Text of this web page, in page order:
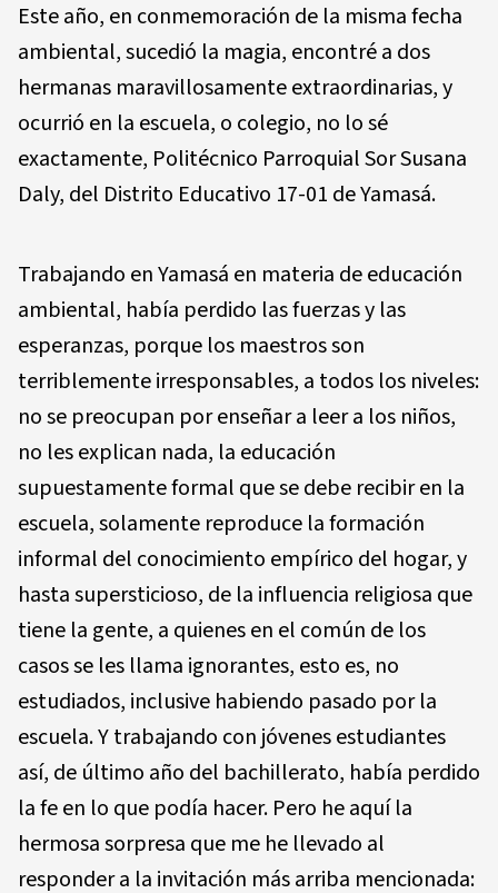
Este año, en conmemoración de la misma fecha
ambiental, sucedió la magia, encontré a dos
hermanas maravillosamente extraordinarias, y
ocurrió en la escuela, o colegio, no lo sé
exactamente, Politécnico Parroquial Sor Susana
Daly, del Distrito Educativo 17-01 de Yamasá.
Trabajando en Yamasá en materia de educación
ambiental, había perdido las fuerzas y las
esperanzas, porque los maestros son
terriblemente irresponsables, a todos los niveles:
no se preocupan por enseñar a leer a los niños,
no les explican nada, la educación
supuestamente formal que se debe recibir en la
escuela, solamente reproduce la formación
informal del conocimiento empírico del hogar, y
hasta supersticioso, de la influencia religiosa que
tiene la gente, a quienes en el común de los
casos se les llama ignorantes, esto es, no
estudiados, inclusive habiendo pasado por la
escuela. Y trabajando con jóvenes estudiantes
así, de último año del bachillerato, había perdido
la fe en lo que podía hacer. Pero he aquí la
hermosa sorpresa que me he llevado al
responder a la invitación más arriba mencionada: